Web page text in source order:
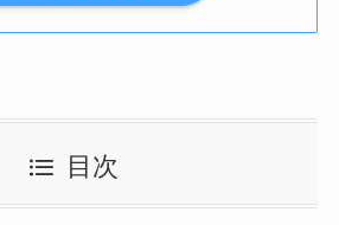
目次